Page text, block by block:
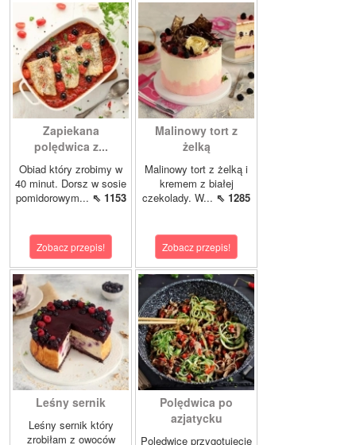
Zapiekana
polędwica z...
Obiad który zrobimy w
40 minut. Dorsz w sosie
pomidorowym... ⇖ 1153
Zobacz przepis!
Malinowy tort z
żelką
Malinowy tort z żelką i
kremem z białej
czekolady. W... ⇖ 1285
Zobacz przepis!
Leśny sernik
Leśny sernik który
zrobiłam z owoców
Polędwica po
azjatycku
Polędwicę przygotujecie